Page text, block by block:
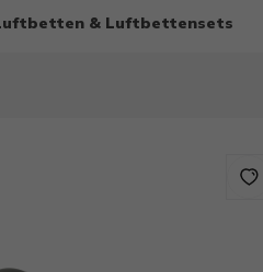
& Luftbettensets